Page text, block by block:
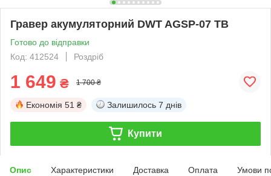
Гравер акумуляторний DWT AGSP-07 TB
Готово до відправки
Код: 412524
Роздріб
1 649 ₴ 1 700 ₴
Економія 51 ₴ Залишилось 7 днів
Купити
Опис Характеристики Доставка Оплата Умови